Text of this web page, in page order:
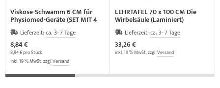
Viskose-Schwamm 6 CM für
Physiomed-Geräte (SET MIT 4
STÜCK)Lieferzeit: ca. 3- 7 Tage
8,84 €
8,84 € pro Stück
inkl. 19 % MwSt. zzgl.Versand
LEHRTAFEL 70 x 100 CM Die
Wirbelsäule (Laminiert)
Lieferzeit: ca. 3- 7 Tage
33,26 €
inkl. 19 % MwSt. zzgl.Versand